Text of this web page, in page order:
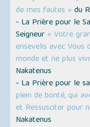
de mes fautes » du
- La Prière pour le
Seigneur « Votre
ensevelis avec Vous
monde et ne plus
Nakatenus
- La Prière pour le
plein de bonté, qui
et Ressusciter pour
Nakatenus